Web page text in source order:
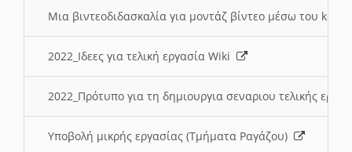
Μια βιντεοδιδασκαλία για μοντάζ βίντεο μέσω του
2022_Ιδεες για τελική εργασία Wiki
2022_Πρότυπο για τη δημιουργια σεναριου τελικής
Υποβολή μικρής εργασίας (Τμήματα Ραγάζου)